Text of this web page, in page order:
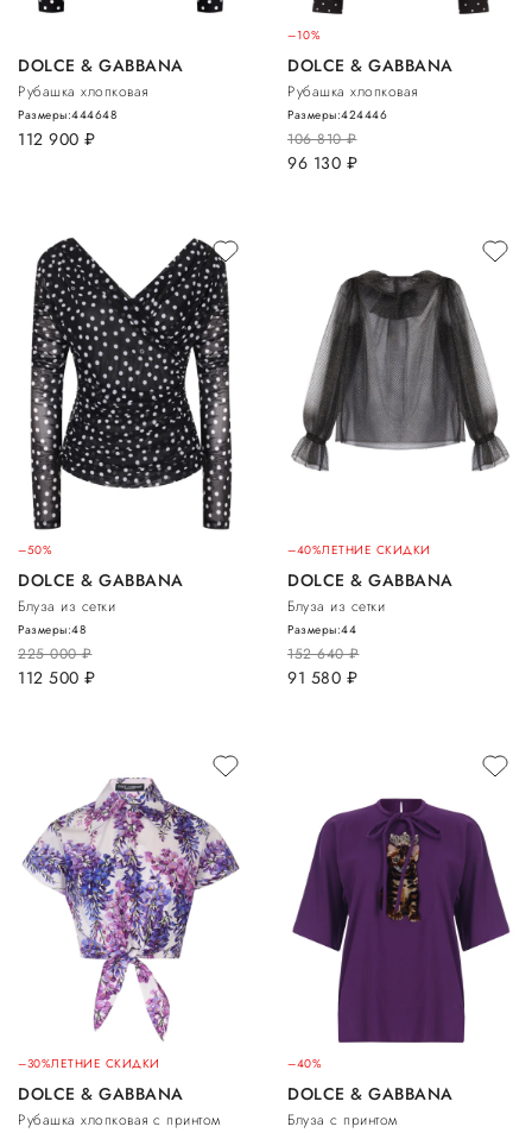
DOLCE & GABBANA
Рубашка хлопковая
112 900 руб.
Размеры:444648
–10%
DOLCE & GABBANA
Рубашка хлопковая
106 810руб.
96 130 руб.
Размеры:424446
–50%
DOLCE & GABBANA
Блуза из сетки
225 000руб.
112 500 руб.
Размеры:48
–40%ЛЕТНИЕ СКИДКИ
DOLCE & GABBANA
Блуза из сетки
152 640руб.
91 580 руб.
Размеры:44
–30%ЛЕТНИЕ СКИДКИ
DOLCE & GABBANA
Рубашка хлопковая с принтом
–40%
DOLCE & GABBANA
Блуза с принтом